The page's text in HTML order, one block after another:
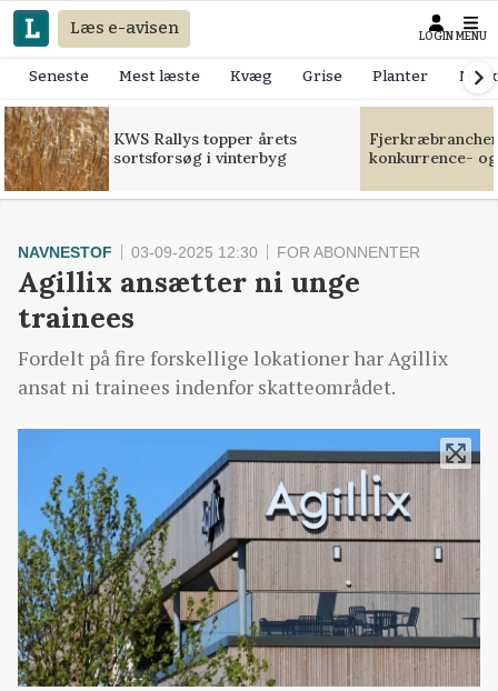
Læs e-avisen LOGIN MENU
Seneste Mest læste Kvæg Grise Planter
KWS Rallys topper årets
sortsforsøg i vinterbyg
konkurrence-
NAVNESTOF 03-09-2025 12:30 FOR ABONNENTER
Agillix ansætter ni unge
trainees
Fordelt på fire forskellige lokationer har Agillix
ansat ni trainees indenfor skatteområdet.